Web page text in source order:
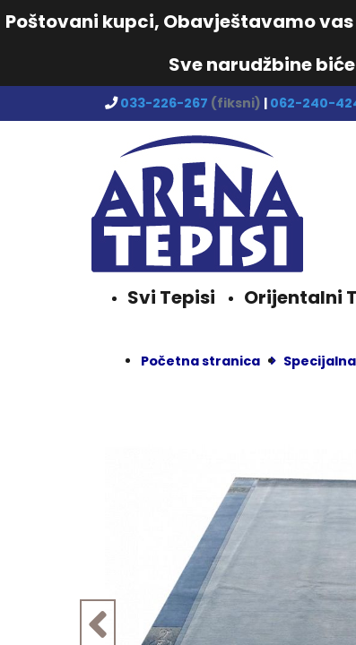
Poštovani kupci, Obavještavamo
Sve narudžbine
033-226-267 (fiksni) | 062-240-
Svi Tepisi Orijentalni
Početna stranica